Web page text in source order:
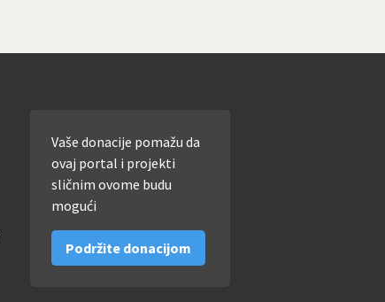
Vaše donacije pomažu da
ovaj portal i projekti
sličnim ovome budu
mogući
Podržite donacijom